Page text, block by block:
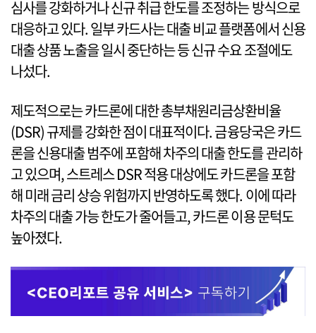
심사를 강화하거나 신규 취급 한도를 조정하는 방식으로
대응하고 있다. 일부 카드사는 대출 비교 플랫폼에서 신용
대출 상품 노출을 일시 중단하는 등 신규 수요 조절에도
나섰다.
제도적으로는 카드론에 대한 총부채원리금상환비율
(DSR) 규제를 강화한 점이 대표적이다. 금융당국은 카드
론을 신용대출 범주에 포함해 차주의 대출 한도를 관리하
고 있으며, 스트레스 DSR 적용 대상에도 카드론을 포함
해 미래 금리 상승 위험까지 반영하도록 했다. 이에 따라
차주의 대출 가능 한도가 줄어들고, 카드론 이용 문턱도
높아졌다.